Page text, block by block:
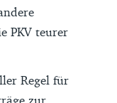
PKV teurer
Regel für
zur